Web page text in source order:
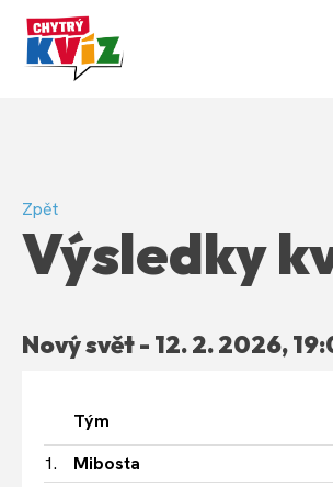
Zpět
Výsledky
Nový svět - 12. 2. 2026,
Tým
1.
Mibosta